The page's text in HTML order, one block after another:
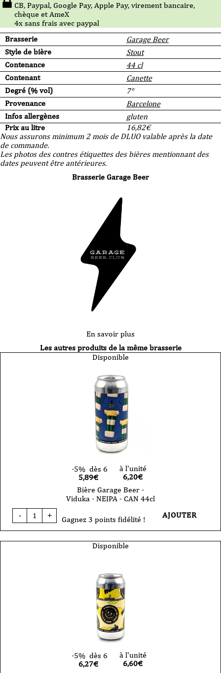
Brasserie
Garage Beer
Style de bière
Stout
Contenance
44 cl
Contenant
Canette
Degré (% vol)
7°
Provenance
Barcelone
Infos allergènes
gluten
Prix au litre
16,82€
Nous assurons minimum 2 mois de DLUO valable après la date
de commande.
Les photos des contres étiquettes des bières mentionnant des
dates peuvent être antérieures.
CB, Paypal, Google Pay, Apple Pay, virement bancaire,
chèque et AmeX
4x sans frais avec paypal
Brasserie Garage Beer
En savoir plus
Les autres produits de la même brasserie
Disponible
-5% dès 6
5,89€
à l'unité
6,20€
Bière Garage Beer -
Viduka - NEIPA - CAN 44cl
-
quantité
de
Beer
+ Gagnez 3 points fidélité ! AJOUTER
Disponible
-5% dès 6
6,27€
à l'unité
6,60€